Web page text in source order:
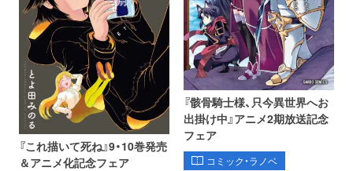
『これ描いて死ね』9・10巻発売
＆アニメ化記念フェア
『骸骨騎士様、只今異世界へお
出掛け中』アニメ2期放送記念
フェア
コミック・ラノベ